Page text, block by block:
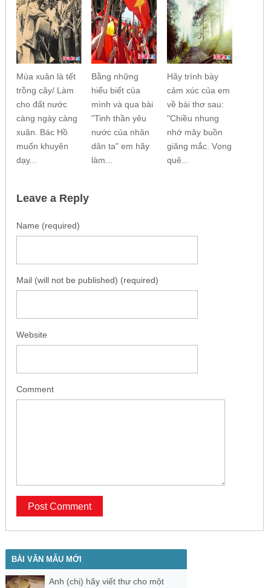
Mùa xuân là tết
trồng cây/ Làm
cho đất nước
càng ngày càng
xuân. Bác Hồ
muốn khuyên
dạy...
Bằng những
hiểu biết của
mình và qua bài
"Tinh thần yêu
nước của nhân
dân ta" em hãy
làm...
Hãy trình bày
cảm xúc của em
về bài thơ sau:
"Chiều nhung
nhớ mây buồn
giăng mắc. Vọng
quê...
Leave a Reply
Name (required)
Mail (will not be published) (required)
Website
Comment
BÀI VĂN MẪU MỚI
Anh (chị) hãy viết thư cho một